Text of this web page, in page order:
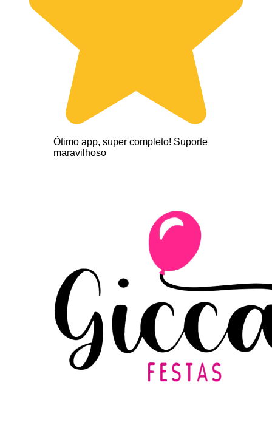
Ótimo app, super completo! Suporte
maravilhoso